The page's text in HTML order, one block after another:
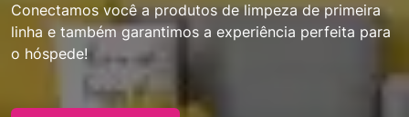
Conectamos você a produtos de limpeza de primeira
linha e também garantimos a experiência perfeita para
o hóspede!